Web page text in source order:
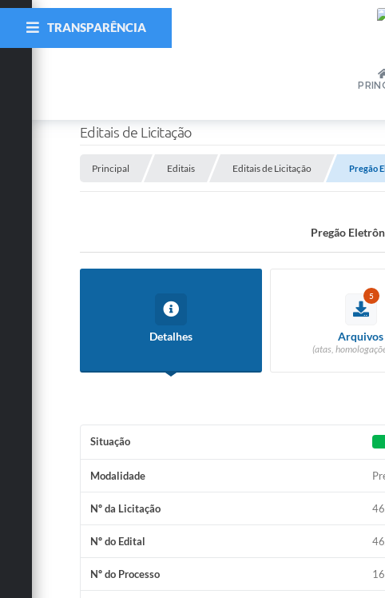
TRANSPARÊNCIA
Editais de Licitação
Principal Editais Editais de Licitação Pregão
Pregão
Detalhes
5
Arquivos
(atas,
Situação
Modalidade
Nº da Licitação
Nº do Edital
Nº do Processo